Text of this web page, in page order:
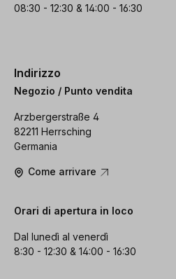
08:30 - 12:30 & 14:00 - 16:30
Indirizzo
Negozio / Punto vendita
Arzbergerstraße 4
82211 Herrsching
Germania
Come arrivare
Orari di apertura in loco
Dal lunedì al venerdì
8:30 - 12:30 & 14:00 - 16:30